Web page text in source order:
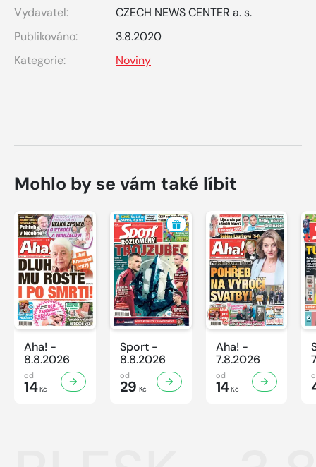
Vydavatel:
CZECH NEWS CENTER a. s.
Publikováno:
3.8.2020
Kategorie:
Noviny
Mohlo by se vám také líbit
Aha! -
8.8.2026
od
14Kč
Sport -
8.8.2026
od
29 Kč
Aha! -
7.8.2026
od
14Kč